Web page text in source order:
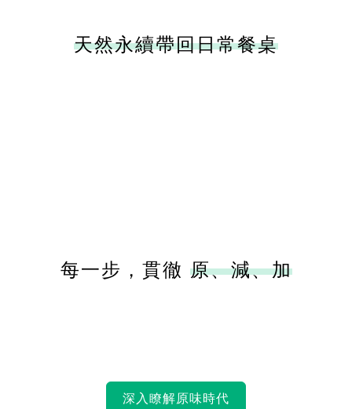
天然永續帶回日常餐桌
每一步，貫徹 原、減、加